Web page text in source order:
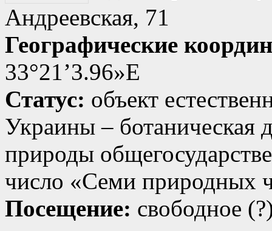
Андреевская, 71
Географические
33°21’3.96»E
Статус: объект
Украины – ботаническая
природы
число «Семи природных
Посещение: свободное